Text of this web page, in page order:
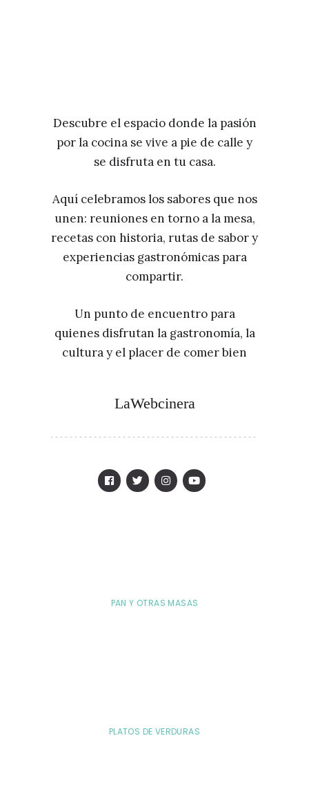
Descubre el espacio donde la pasión
por la cocina se vive a pie de calle y
se disfruta en tu casa.
Aquí celebramos los sabores que nos
unen: reuniones en torno a la mesa,
recetas con historia, rutas de sabor y
experiencias gastronómicas para
compartir.
Un punto de encuentro para
quienes disfrutan la gastronomía, la
cultura y el placer de comer bien
LaWebcinera
PAN Y OTRAS MASAS
PLATOS DE VERDURAS